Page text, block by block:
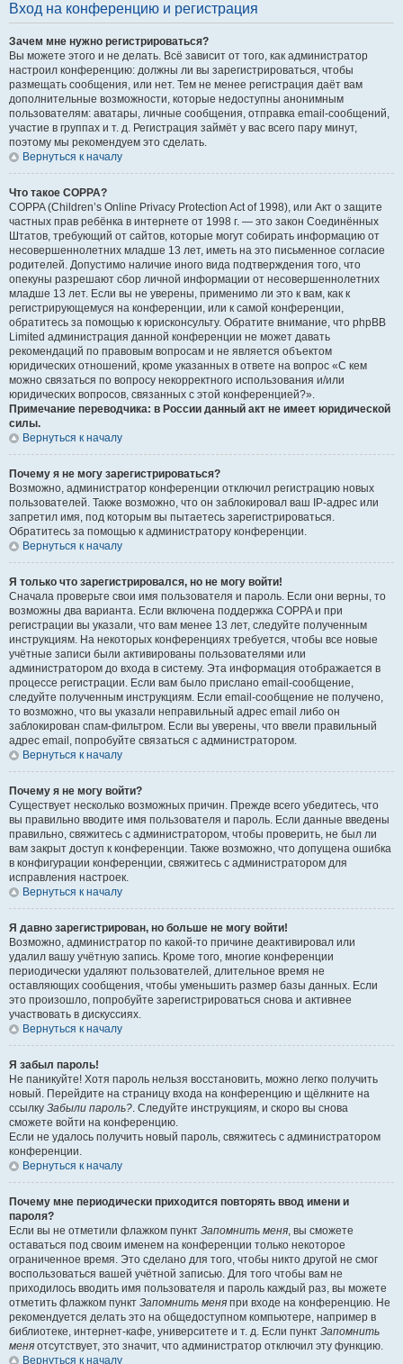
Вход на конференцию и регистрация
Зачем мне нужно регистрироваться?
Вы можете этого и не делать. Всё зависит от того, как администратор
настроил конференцию: должны ли вы зарегистрироваться, чтобы
размещать сообщения, или нет. Тем не менее регистрация даёт вам
дополнительные возможности, которые недоступны анонимным
пользователям: аватары, личные сообщения, отправка email-сообщений,
участие в группах и т. д. Регистрация займёт у вас всего пару минут,
поэтому мы рекомендуем это сделать.
Вернуться к началу
Что такое COPPA?
COPPA (Children’s Online Privacy Protection Act of 1998), или Акт о защите
частных прав ребёнка в интернете от 1998 г. — это закон Соединённых
Штатов, требующий от сайтов, которые могут собирать информацию от
несовершеннолетних младше 13 лет, иметь на это письменное согласие
родителей. Допустимо наличие иного вида подтверждения того, что
опекуны разрешают сбор личной информации от несовершеннолетних
младше 13 лет. Если вы не уверены, применимо ли это к вам, как к
регистрирующемуся на конференции, или к самой конференции,
обратитесь за помощью к юрисконсульту. Обратите внимание, что phpBB
Limited администрация данной конференции не может давать
рекомендаций по правовым вопросам и не является объектом
юридических отношений, кроме указанных в ответе на вопрос «С кем
можно связаться по вопросу некорректного использования и/или
юридических вопросов, связанных с этой конференцией?».
Примечание переводчика: в России данный акт не имеет юридической
силы.
Вернуться к началу
Почему я не могу зарегистрироваться?
Возможно, администратор конференции отключил регистрацию новых
пользователей. Также возможно, что он заблокировал ваш IP-адрес или
запретил имя, под которым вы пытаетесь зарегистрироваться.
Обратитесь за помощью к администратору конференции.
Вернуться к началу
Я только что зарегистрировался, но не могу войти!
Сначала проверьте свои имя пользователя и пароль. Если они верны, то
возможны два варианта. Если включена поддержка COPPA и при
регистрации вы указали, что вам менее 13 лет, следуйте полученным
инструкциям. На некоторых конференциях требуется, чтобы все новые
учётные записи были активированы пользователями или
администратором до входа в систему. Эта информация отображается в
процессе регистрации. Если вам было прислано email-сообщение,
следуйте полученным инструкциям. Если email-сообщение не получено,
то возможно, что вы указали неправильный адрес email либо он
заблокирован спам-фильтром. Если вы уверены, что ввели правильный
адрес email, попробуйте связаться с администратором.
Вернуться к началу
Почему я не могу войти?
Существует несколько возможных причин. Прежде всего убедитесь, что
вы правильно вводите имя пользователя и пароль. Если данные введены
правильно, свяжитесь с администратором, чтобы проверить, не был ли
вам закрыт доступ к конференции. Также возможно, что допущена ошибка
в конфигурации конференции, свяжитесь с администратором для
исправления настроек.
Вернуться к началу
Я давно зарегистрирован, но больше не могу войти!
Возможно, администратор по какой-то причине деактивировал или
удалил вашу учётную запись. Кроме того, многие конференции
периодически удаляют пользователей, длительное время не
оставляющих сообщения, чтобы уменьшить размер базы данных. Если
это произошло, попробуйте зарегистрироваться снова и активнее
участвовать в дискуссиях.
Вернуться к началу
Я забыл пароль!
Не паникуйте! Хотя пароль нельзя восстановить, можно легко получить
новый. Перейдите на страницу входа на конференцию и щёлкните на
ссылку Забыли пароль?. Следуйте инструкциям, и скоро вы снова
сможете войти на конференцию.
Если не удалось получить новый пароль, свяжитесь с администратором
конференции.
Вернуться к началу
Почему мне периодически приходится повторять ввод имени и
пароля?
Если вы не отметили флажком пункт Запомнить меня, вы сможете
оставаться под своим именем на конференции только некоторое
ограниченное время. Это сделано для того, чтобы никто другой не смог
воспользоваться вашей учётной записью. Для того чтобы вам не
приходилось вводить имя пользователя и пароль каждый раз, вы можете
отметить флажком пункт Запомнить меня при входе на конференцию. Не
рекомендуется делать это на общедоступном компьютере, например в
библиотеке, интернет-кафе, университете и т. д. Если пункт Запомнить
меня отсутствует, это значит, что администратор отключил эту функцию.
Вернуться к началу